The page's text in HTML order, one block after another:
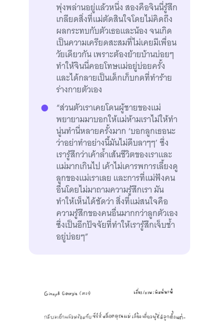
พุ่งพล่านอยู่แล้วหนึ่ง สองคือจินนี่รู้สึก
เกลียดสิ่งที่แม่ตัดสินใจโดยไม่คิดถึง
ผลกระทบกับตัวเธอและน้อง จนเกิด
เป็นความเครียดสะสมที่ไม่เคยมีเพื่อน
วัยเดียวกัน เพราะต้องย้ายบ้านบ่อยๆ
ทำให้จินนี่คอยโทษแม่อยู่บ่อยครั้ง
และได้กลายเป็นเด็กเก็บกดที่ทำร้าย
ร่างกายตัวเอง
“ส่วนตัวเราเคยโดนผู้ชายของแม่
พยายามมาบอกให้แม่ห้ามเราไม่ให้ทำ
นู่นทำนี่หลายครั้งมาก ‘บอกลูกเธอนะ
ว่าอย่าทำอย่างนี้มันไม่ดีบลาๆๆ’ ซึ่ง
เรารู้สึกว่าเค้าล้ำเส้นชีวิตของเราและ
แม่มากเกินไป เค้าไม่เคารพการเลี้ยงดู
ลูกของแม่เราเลย และการที่แม่ฟังคน
อื่นโดยไม่มาถามความรู้สึกเรา มัน
ทำให้เห็นได้ชัดว่า สิ่งที่แม่สนใจคือ
ความรู้สึกของคนอื่นมากกว่าลูกตัวเอง
ซึ่งเป็นอีกปัจจัยที่ทำให้เรารู้สึกเจ็บช้ำ
อยู่บ่อยๆ”